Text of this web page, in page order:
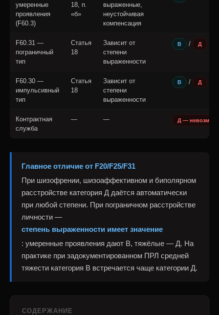
умеренные
проявления
(F60.3)
18, п.
«б»
выраженные,
неустойчивая
компенсация
F60.31 —
пограничный
тип
Статья
18
Зависит от
степени
выраженности
В / Д
F60.30 —
импульсивный
тип
Статья
18
Зависит от
степени
выраженности
В / Д
Контрактная
служба
— — Д —
Главное отличие от F20/F25/F31
При шизофрении, шизоаффективном и биполярном
расстройстве категория Д даётся автоматически
при любой степени. При пограничном расстройстве
личности —
степень выраженности имеет значение
: умеренные проявления дают В, тяжёлые — Д. На
практике при задокументированном ПРЛ средней
тяжести категория В встречается чаще категории Д.
СОДЕРЖАНИЕ